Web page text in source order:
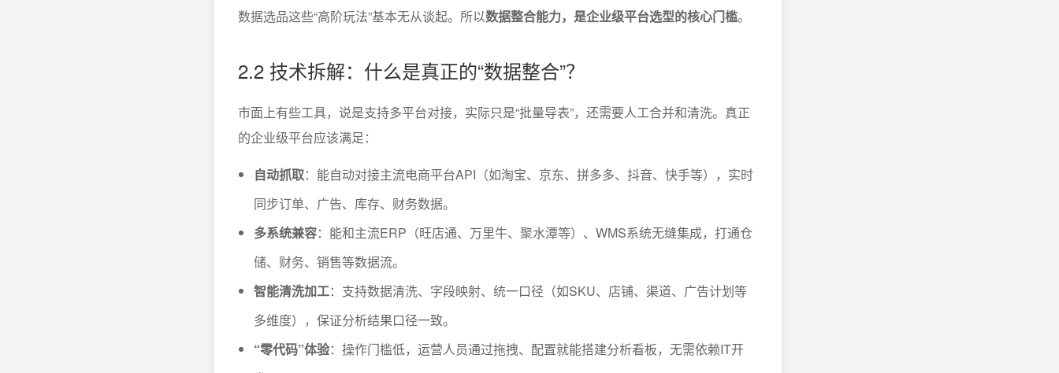
数据选品这些“高阶玩法”基本无从谈起。所以数据整合能力，是企业级平台选型的核心门槛。
2.2 技术拆解：什么是真正的“数据整合”？
市面上有些工具，说是支持多平台对接，实际只是“批量导表”，还需要人工合并和清洗。真正
的企业级平台应该满足：
自动抓取：能自动对接主流电商平台API（如淘宝、京东、拼多多、抖音、快手等），实时
同步订单、广告、库存、财务数据。
多系统兼容：能和主流ERP（旺店通、万里牛、聚水潭等）、WMS系统无缝集成，打通仓
储、财务、销售等数据流。
智能清洗加工：支持数据清洗、字段映射、统一口径（如SKU、店铺、渠道、广告计划等
多维度），保证分析结果口径一致。
“零代码”体验：操作门槛低，运营人员通过拖拽、配置就能搭建分析看板，无需依赖IT开